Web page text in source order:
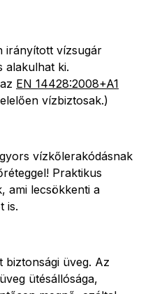
irányított vízsugár
alakulhat ki.
EN 14428:2008+A1
vízbiztosak.)
vízkőlerakódásnak
Praktikus
ami lecsökkenti a
is.
biztonsági üveg. Az
ütésállósága,